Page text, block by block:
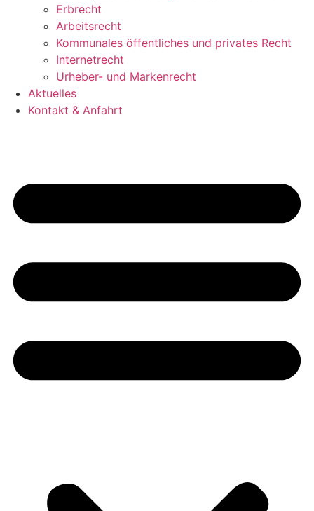
Erbrecht
Arbeitsrecht
Kommunales öffentliches und privates Recht
Internetrecht
Urheber- und Markenrecht
Aktuelles
Kontakt & Anfahrt